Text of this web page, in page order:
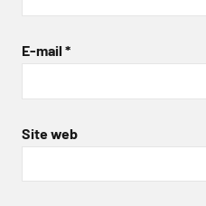
E-mail *
Site web